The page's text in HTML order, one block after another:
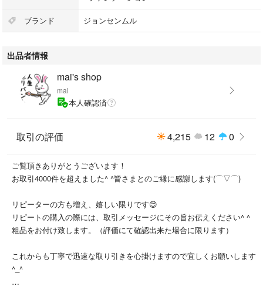
入前にコメントでお伝えください。
単体でのお値引きはできません。
ルヘキシル,_トリメチルシロキシケイ酸,_グリセリン,_サリチル酸エチル
酸セチル,_ペンチレングリコール,_酸化鉄,_(ビニルピロリドン/ヘキサデセ
ン)コポリマー,_カプリリルメチコン,_ポリプロピルシルセスキオキサン,_
硫酸Mg,_フェノキシエタノール,_セチルPEG/PPG-10/1ジメチコン,_ステ
アリン酸,_合成フルオロフロゴパイト,_ジステアルジモニウムヘクトライ
ト,_アルミナ,_(アクリレーツ/ジメチコン)コポリマー,_トリエトキシカプ
ジメチコンクロスポリマー,_アデノシン,_EDTA-2Na,_(ジメチコン/ビニル
ジメチコン)クロスポリマー,_マイカ,_酸化スズ,_ポリグルタミン酸
注意！
個人保管です。神経質な方はご遠慮下さい。
ご理解いただける方のみお願いいたします。
ブランド ジョンセンムル
出品者情報
mai's shop
mai
本人確認済
取引の評価 4,215 12 0
ご覧頂きありがとうございます！
お取引4000件を超えました^ ^皆さまとのご縁に感謝します(⌒▽⌒)
リピーターの方も増え、嬉しい限りです😊
リピートの購入の際には、取引メッセージにその旨お伝えください^ ^
粗品をお付け致します。（評価にて確認出来た場合に限ります）
これからも丁寧で迅速な取り引きを心掛けますので宜しくお願いします
^_^